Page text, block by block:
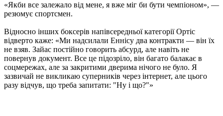
«Якби все залежало від мене, я вже міг би бути чемпіоном», —
резюмує спортсмен.
Відносно інших боксерів напівсередньої категорії Ортіс
відверто каже: «Ми надсилали Еннісу два контракти — він їх
не взяв. Зайас постійно говорить абсурд, але навіть не
повернув документ. Все це підозріло, він багато балакає в
соцмережах, але за закритими дверима нічого не було. Я
зазвичай не викликаю суперників через інтернет, але цього
разу відчув, що треба запитати: "Ну і що?"»